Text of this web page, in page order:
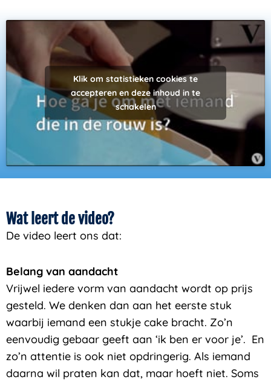
Klik om statistieken cookies te
accepteren en deze inhoud in te
schakelen
Wat leert de video?
De video leert ons dat:
Belang van aandacht
Vrijwel iedere vorm van aandacht wordt op prijs
gesteld. We denken dan aan het eerste stuk
waarbij iemand een stukje cake bracht. Zo’n
eenvoudig gebaar geeft aan ‘ik ben er voor je’. En
zo’n attentie is ook niet opdringerig. Als iemand
daarna wil praten kan dat, maar hoeft niet. Soms